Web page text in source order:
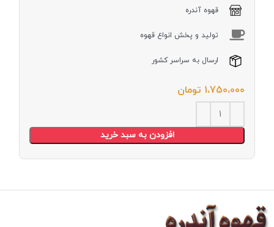
قهوه آندره
توليد و پخش انواع قهوه
ارسال به سراسر کشور
1،750،000 تومان
افزودن به سبد خرید